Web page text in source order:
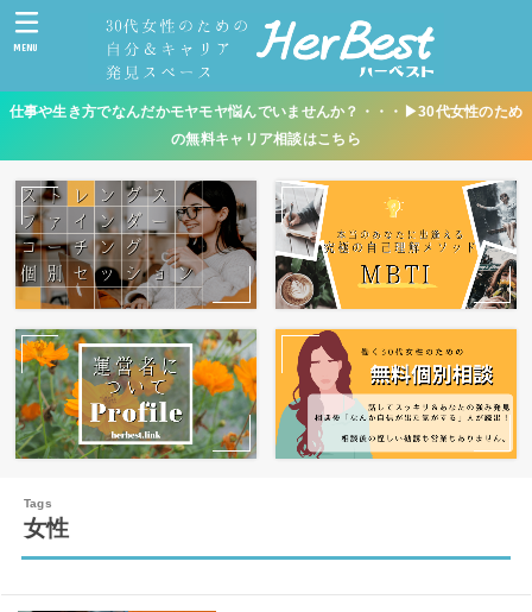
MENU
仕事や生き方でなんだかモヤモヤ悩んでいませんか？・・・▶︎30代女性のため
の無料キャリア相談はこちら
女性